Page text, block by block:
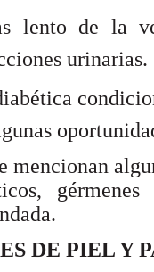
lento de la
urinarias.
mencionan
DE PIEL Y